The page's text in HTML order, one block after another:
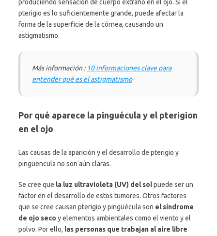
produciendo sensación de cuerpo extraño en el ojo. Si el
pterigio es lo suficientemente grande, puede afectar la
forma de la superficie de la córnea, causando un
astigmatismo.
Más información : 10 informaciones clave para
entender qué es el astigmatismo
Por qué aparece la pinguécula y el pterigion
en el ojo
Las causas de la aparición y el desarrollo de pterigio y
pinguencula no son aún claras.
Se cree que la luz ultravioleta (UV) del solpuede ser un
factor en el desarrollo de estos tumores. Otros factores
que se cree causan pterigio y pingüécula son el síndrome
de ojo seco y elementos ambientales como el viento y el
polvo. Por ello, las personas que trabajan al aire libre